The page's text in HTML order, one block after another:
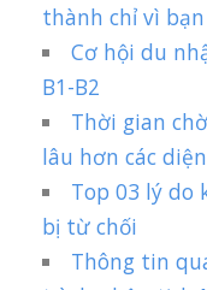
thành chỉ vì
Cơ hội du
B1-B2
Thời gian
lâu hơn các
Top 03 lý do
bị từ chối
Thông tin